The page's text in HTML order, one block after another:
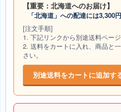
【重要：北海道へのお届け】
「北海道」への配達には3,300
[注文手順]
1. 下記リンクから別途送料ペー
2. 送料をカートに入れ、商品と
さい。
別途送料をカートに追加す